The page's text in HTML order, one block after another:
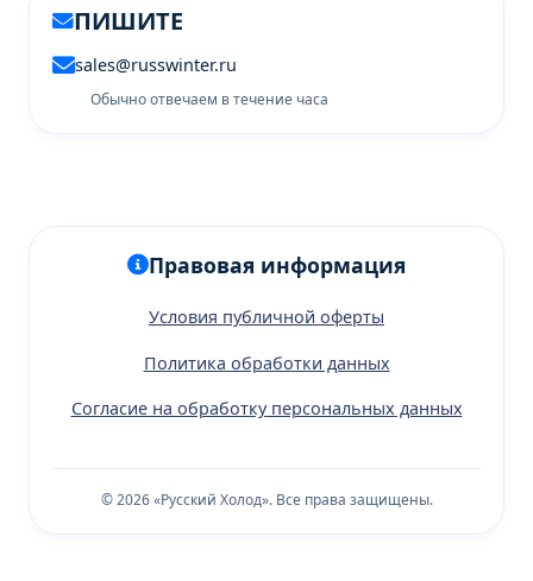
ПИШИТЕ
sales@russwinter.ru
Обычно отвечаем в течение часа
Правовая информация
Условия публичной оферты
Политика обработки данных
Согласие на обработку персональных данных
© 2026 «Русский Холод». Все права защищены.